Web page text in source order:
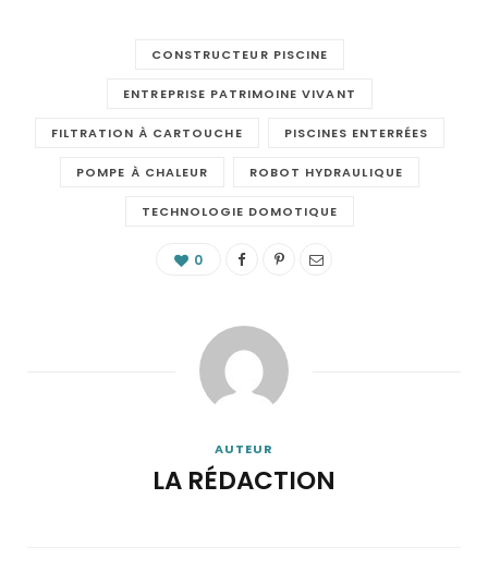
CONSTRUCTEUR PISCINE
ENTREPRISE PATRIMOINE VIVANT
FILTRATION À CARTOUCHE PISCINES ENTERRÉES
POMPE À CHALEUR ROBOT HYDRAULIQUE
TECHNOLOGIE DOMOTIQUE
0
AUTEUR
LA RÉDACTION